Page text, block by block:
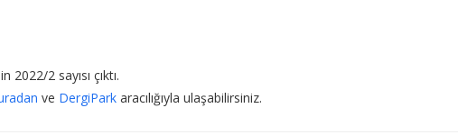
2022/2 sayısı çıktı.
ve DergiPark aracılığıyla ulaşabilirsiniz.